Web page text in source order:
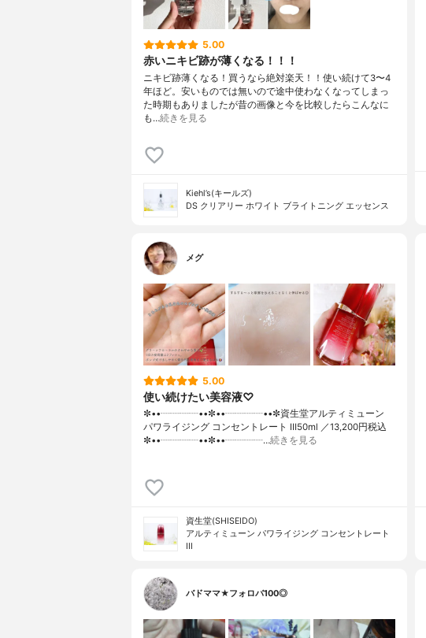
5.00
赤いニキビ跡が薄くなる！！！
ニキビ跡薄くなる！買うなら絶対楽天！！使い続けて3〜4
年ほど。安いものでは無いので途中使わなくなってしまっ
た時期もありましたが昔の画像と今を比較したらこんなに
も…続きを見る
Kiehl’s(キールズ)
DS クリアリー ホワイト ブライトニング エッセンス
メグ
5.00
使い続けたい美容液♡
✼••┈┈┈┈••✼••┈┈┈┈••✼資生堂アルティミューン
パワライジング コンセントレート Ⅲ50ml ／13,200円税込
✼••┈┈┈┈••✼••┈┈┈┈…続きを見る
資生堂(SHISEIDO)
アルティミューン パワライジング コンセントレート
III
バドママ★フォロバ100◎